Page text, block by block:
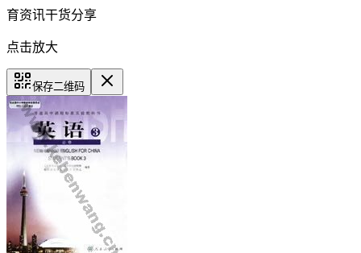
育资讯干货分享
点击放大
保存二维码